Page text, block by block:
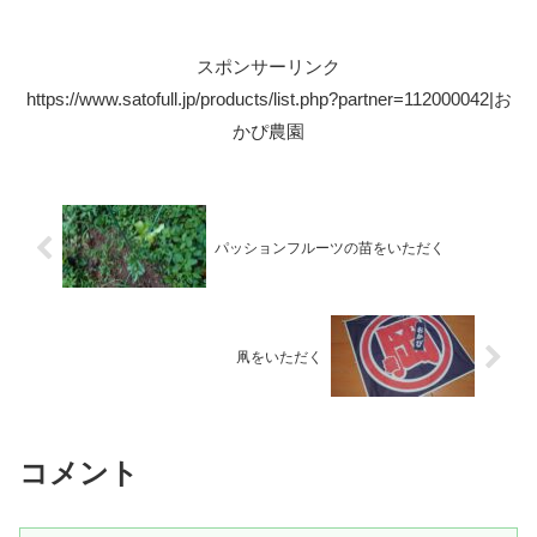
スポンサーリンク
https://www.satofull.jp/products/list.php?partner=112000042|お
かぴ農園
パッションフルーツの苗をいただく
凧をいただく
コメント